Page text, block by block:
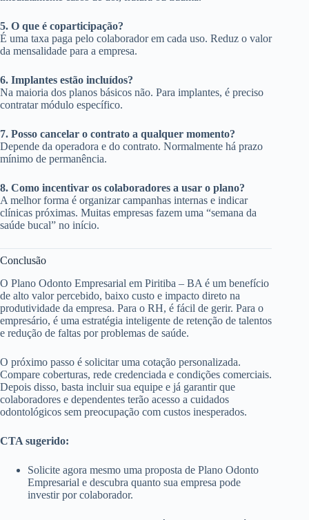
5. O que é coparticipação?
É uma taxa paga pelo colaborador em cada uso. Reduz o valor
da mensalidade para a empresa.
6. Implantes estão incluídos?
Na maioria dos planos básicos não. Para implantes, é preciso
contratar módulo específico.
7. Posso cancelar o contrato a qualquer momento?
Depende da operadora e do contrato. Normalmente há prazo
mínimo de permanência.
8. Como incentivar os colaboradores a usar o plano?
A melhor forma é organizar campanhas internas e indicar
clínicas próximas. Muitas empresas fazem uma “semana da
saúde bucal” no início.
Conclusão
O Plano Odonto Empresarial em Piritiba – BA é um benefício
de alto valor percebido, baixo custo e impacto direto na
produtividade da empresa. Para o RH, é fácil de gerir. Para o
empresário, é uma estratégia inteligente de retenção de talentos
e redução de faltas por problemas de saúde.
O próximo passo é solicitar uma cotação personalizada.
Compare coberturas, rede credenciada e condições comerciais.
Depois disso, basta incluir sua equipe e já garantir que
colaboradores e dependentes terão acesso a cuidados
odontológicos sem preocupação com custos inesperados.
CTA sugerido:
Solicite agora mesmo uma proposta de Plano Odonto
Empresarial e descubra quanto sua empresa pode
investir por colaborador.